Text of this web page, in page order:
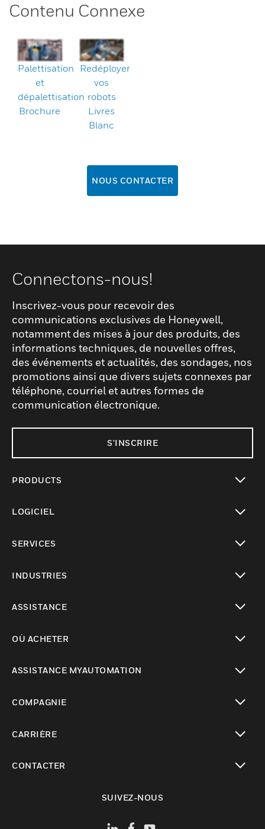
Contenu Connexe
Palettisation
et
dépalettisation
Brochure
Redéployer
vos
robots
Livres
Blanc
NOUS CONTACTER
Connectons-nous!
Inscrivez-vous pour recevoir des
communications exclusives de Honeywell,
notamment des mises à jour des produits, des
informations techniques, de nouvelles offres,
des événements et actualités, des sondages, nos
promotions ainsi que divers sujets connexes par
téléphone, courriel et autres formes de
communication électronique.
S'INSCRIRE
PRODUCTS
LOGICIEL
SERVICES
INDUSTRIES
ASSISTANCE
OÙ ACHETER
ASSISTANCE MYAUTOMATION
COMPAGNIE
CARRIÈRE
CONTACTER
SUIVEZ-NOUS